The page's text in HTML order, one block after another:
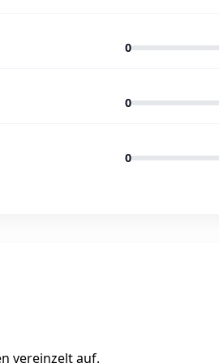
0
0
0
vereinzelt auf.